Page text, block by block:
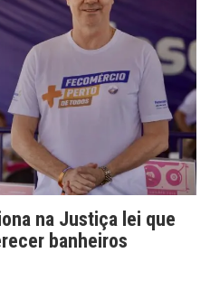
na Justiça lei que
banheiros